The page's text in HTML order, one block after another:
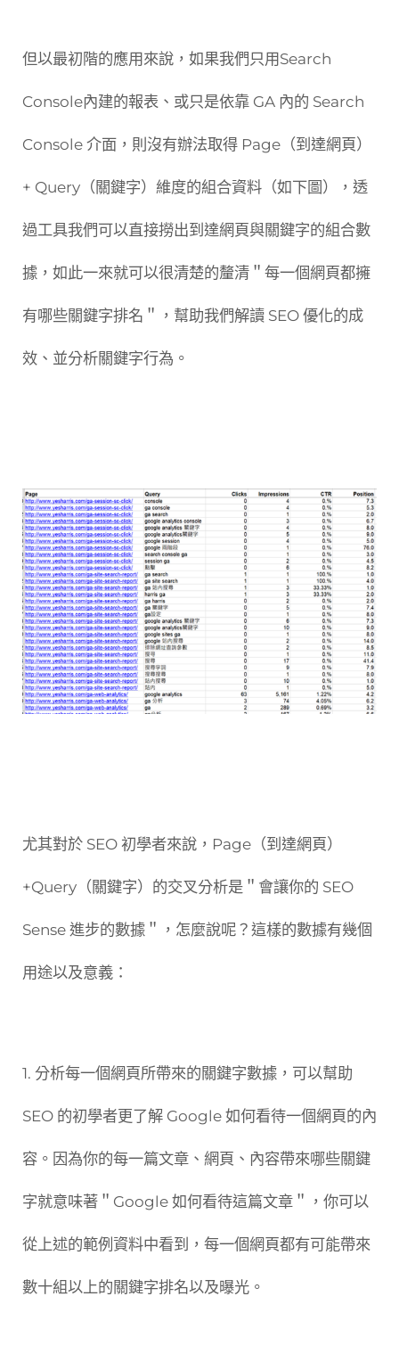
但以最初階的應用來說，如果我們只用Search
Console內建的報表、或只是依靠 GA 內的 Search
Console 介面，則沒有辦法取得 Page（到達網頁）
+ Query（關鍵字）維度的組合資料（如下圖），透
過工具我們可以直接撈出到達網頁與關鍵字的組合數
據，如此一來就可以很清楚的釐清＂每一個網頁都擁
有哪些關鍵字排名＂，幫助我們解讀 SEO 優化的成
效、並分析關鍵字行為。
尤其對於 SEO 初學者來說，Page（到達網頁）
+Query（關鍵字）的交叉分析是＂會讓你的 SEO
Sense 進步的數據＂，怎麼說呢？這樣的數據有幾個
用途以及意義：
1. 分析每一個網頁所帶來的關鍵字數據，可以幫助
SEO 的初學者更了解 Google 如何看待一個網頁的內
容。因為你的每一篇文章、網頁、內容帶來哪些關鍵
字就意味著＂Google 如何看待這篇文章＂，你可以
從上述的範例資料中看到，每一個網頁都有可能帶來
數十組以上的關鍵字排名以及曝光。